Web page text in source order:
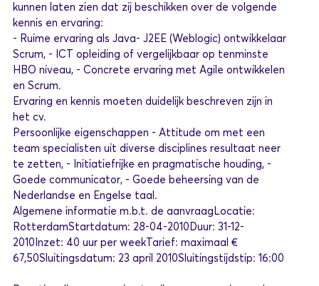
kunnen laten zien dat zij beschikken over de volgende
kennis en ervaring:
- Ruime ervaring als Java- J2EE (Weblogic) ontwikkelaar
Scrum, - ICT opleiding of vergelijkbaar op tenminste
HBO niveau, - Concrete ervaring met Agile ontwikkelen
en Scrum.
Ervaring en kennis moeten duidelijk beschreven zijn in
het cv.
Persoonlijke eigenschappen - Attitude om met een
team specialisten uit diverse disciplines resultaat neer
te zetten, - Initiatiefrijke en pragmatische houding, -
Goede communicator, - Goede beheersing van de
Nederlandse en Engelse taal.
Algemene informatie m.b.t. de aanvraagLocatie:
RotterdamStartdatum: 28-04-2010Duur: 31-12-
2010Inzet: 40 uur per weekTarief: maximaal €
67,50Sluitingsdatum: 23 april 2010Sluitingstijdstip: 16:00